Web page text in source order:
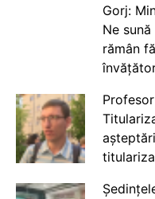
Gorj:
Ne
rămân